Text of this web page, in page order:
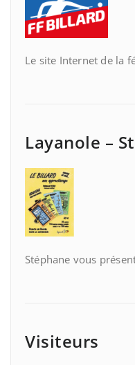
Le site Internet de la
Layanole –
Stéphane vous
Visiteurs